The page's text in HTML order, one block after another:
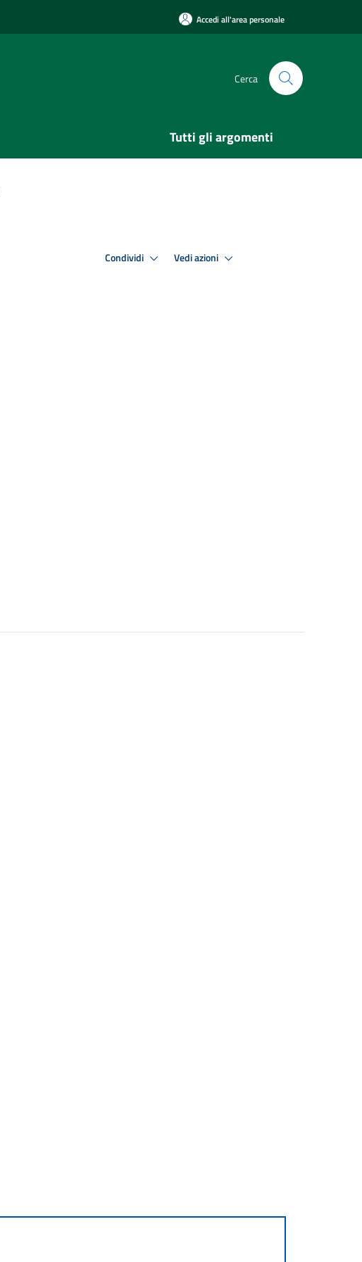
Accedi all'area personale
Cerca
Tutti gli argomenti
Condividi Vedi azioni